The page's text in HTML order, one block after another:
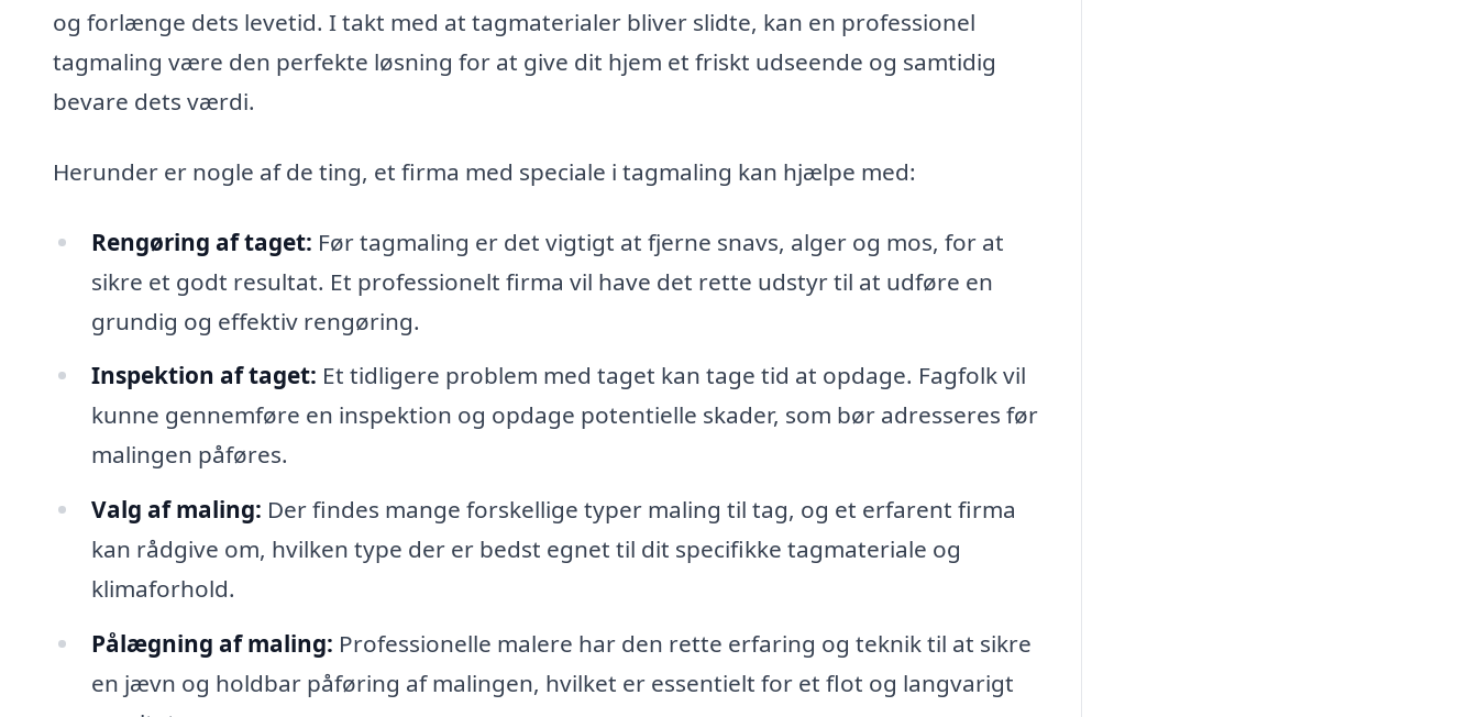
og forlænge dets levetid. I takt med at tagmaterialer bliver slidte, kan en professionel
tagmaling være den perfekte løsning for at give dit hjem et friskt udseende og samtidig
bevare dets værdi.
Herunder er nogle af de ting, et firma med speciale i tagmaling kan hjælpe med:
Rengøring af taget: Før tagmaling er det vigtigt at fjerne snavs, alger og mos, for at
sikre et godt resultat. Et professionelt firma vil have det rette udstyr til at udføre en
grundig og effektiv rengøring.
Inspektion af taget: Et tidligere problem med taget kan tage tid at opdage. Fagfolk vil
kunne gennemføre en inspektion og opdage potentielle skader, som bør adresseres før
malingen påføres.
Valg af maling: Der findes mange forskellige typer maling til tag, og et erfarent firma
kan rådgive om, hvilken type der er bedst egnet til dit specifikke tagmateriale og
klimaforhold.
Pålægning af maling: Professionelle malere har den rette erfaring og teknik til at sikre
en jævn og holdbar påføring af malingen, hvilket er essentielt for et flot og langvarigt